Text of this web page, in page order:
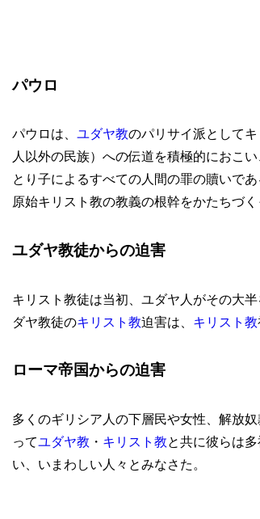
パウロ
パウロは、 ユダヤ教のパリサイ派として
人以外の民族）への伝道を積極的におこ
とり子によるすべての人間の罪の贖いで
原始キリスト教の教義の根幹をかたちづく
ユダヤ教徒からの迫害
キリスト教徒は当初、ユダヤ人がその大
ダヤ教徒のキリスト教迫害は、 キリスト教
ローマ帝国からの迫害
多くのギリシア人の下層民や女性、解放
ってユダヤ教 ・ キリスト教と共に彼らは
い、いまわしい人々とみなさた。